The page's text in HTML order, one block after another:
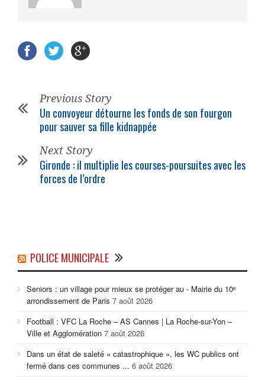
Previous Story
Un convoyeur détourne les fonds de son fourgon
pour sauver sa fille kidnappée
Next Story
Gironde : il multiplie les courses-poursuites avec les
forces de l’ordre
POLICE MUNICIPALE
Seniors : un village pour mieux se protéger au - Mairie du 10ᵉ
arrondissement de Paris 7 août 2026
Football : VFC La Roche – AS Cannes | La Roche-sur-Yon –
Ville et Agglomération 7 août 2026
Dans un état de saleté « catastrophique », les WC publics ont
fermé dans ces communes ... 6 août 2026